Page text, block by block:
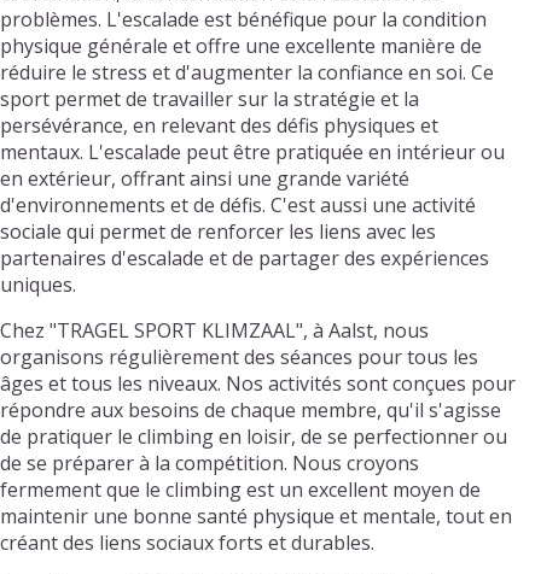
problèmes. L'escalade est bénéfique pour la condition
physique générale et offre une excellente manière de
réduire le stress et d'augmenter la confiance en soi. Ce
sport permet de travailler sur la stratégie et la
persévérance, en relevant des défis physiques et
mentaux. L'escalade peut être pratiquée en intérieur ou
en extérieur, offrant ainsi une grande variété
d'environnements et de défis. C'est aussi une activité
sociale qui permet de renforcer les liens avec les
partenaires d'escalade et de partager des expériences
uniques.
Chez "TRAGEL SPORT KLIMZAAL", à Aalst, nous
organisons régulièrement des séances pour tous les
âges et tous les niveaux. Nos activités sont conçues pour
répondre aux besoins de chaque membre, qu'il s'agisse
de pratiquer le climbing en loisir, de se perfectionner ou
de se préparer à la compétition. Nous croyons
fermement que le climbing est un excellent moyen de
maintenir une bonne santé physique et mentale, tout en
créant des liens sociaux forts et durables.